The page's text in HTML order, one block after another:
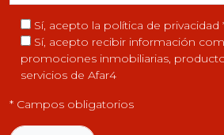
Sí, acepto la política de privacidad
Sí, acepto recibir información
promociones inmobiliarias,
servicios de Afar4
* Campos obligatorios